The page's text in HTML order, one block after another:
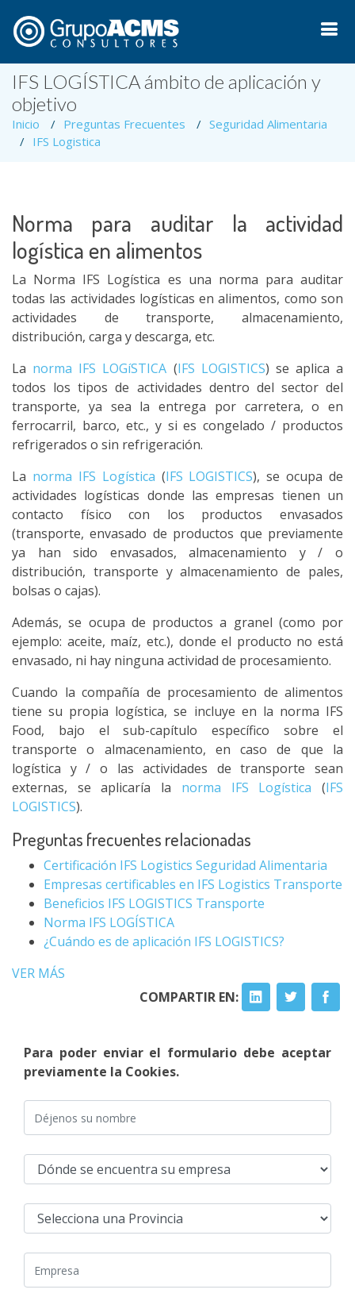
IFS LOGÍSTICA ámbito de aplicación y
objetivo
Inicio Preguntas Frecuentes
Seguridad Alimentaria
IFS Logistica
Norma para auditar la actividad
logística en alimentos
La Norma IFS Logística es una norma para auditar
todas las actividades logísticas en alimentos, como son
actividades de transporte, almacenamiento,
distribución, carga y descarga, etc.
La norma IFS LOGíSTICA (IFS LOGISTICS) se aplica a
todos los tipos de actividades dentro del sector del
transporte, ya sea la entrega por carretera, o en
ferrocarril, barco, etc., y si es congelado / productos
refrigerados o sin refrigeración.
La norma IFS Logística (IFS LOGISTICS), se ocupa de
actividades logísticas donde las empresas tienen un
contacto físico con los productos envasados
(transporte, envasado de productos que previamente
ya han sido envasados, almacenamiento y / o
distribución, transporte y almacenamiento de pales,
bolsas o cajas).
Además, se ocupa de productos a granel (como por
ejemplo: aceite, maíz, etc.), donde el producto no está
envasado, ni hay ninguna actividad de procesamiento.
Cuando la compañía de procesamiento de alimentos
tiene su propia logística, se incluye en la norma IFS
Food, bajo el sub-capítulo específico sobre el
transporte o almacenamiento, en caso de que la
logística y / o las actividades de transporte sean
externas, se aplicaría la norma IFS Logística (IFS
LOGISTICS).
Preguntas frecuentes relacionadas
Certificación IFS Logistics Seguridad Alimentaria
Empresas certificables en IFS Logistics Transporte
Beneficios IFS LOGISTICS Transporte
Norma IFS LOGÍSTICA
¿Cuándo es de aplicación IFS LOGISTICS?
VER MÁS
COMPARTIR EN:
Para poder enviar el formulario debe aceptar
previamente la Cookies.